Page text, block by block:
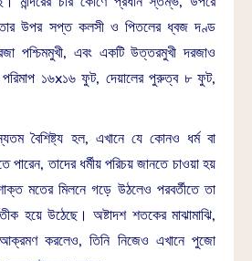
তার উপর সপ্ত কলসী ও পিতলের ধ্বজ দণ্ড
পশ্চিমমুখী, এবং একটি উত্তরমুখী দরজাও
পরিমাপ ১৬x১৬ ফুট, দেয়ালের পুরুত্ব ৮ ফুট,
বৈশিষ্ট্য হল, এখানে যে কোনও ধর্ম বা
পারেন, তাদের ধর্মীয় পরিচয় জানতে চাওয়া হয়
মতের মিলনে গড়ে উঠলেও পরবর্তীতে তা
হয়ে উঠেছে। অষ্টাদশ শতকের মাঝামাঝি,
করলেও, তিনি নিজেও এখানে পুজো